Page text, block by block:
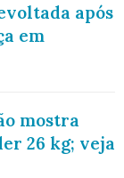
após
em
mostra
26 kg; veja